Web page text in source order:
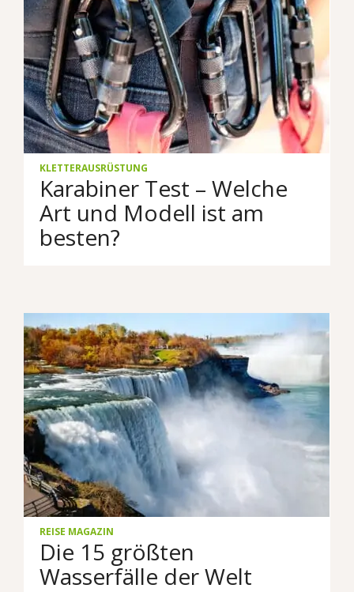
KLETTERAUSRÜSTUNG
Karabiner Test – Welche
Art und Modell ist am
besten?
REISE MAGAZIN
Die 15 größten
Wasserfälle der Welt